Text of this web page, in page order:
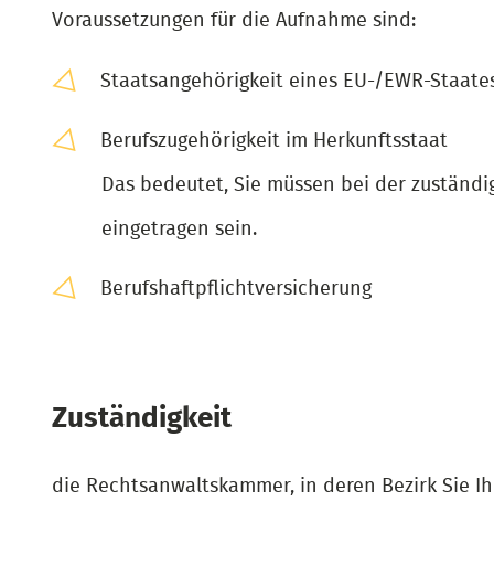
Voraussetzungen für die Aufnahme sind:
Staatsangehörigkeit eines EU-/EWR-
Berufszugehörigkeit im Herkunftsstaat
Das bedeutet, Sie müssen bei der
eingetragen sein.
Berufshaftpflichtversicherung
Zuständigkeit
die Rechtsanwaltskammer, in deren Bezirk Sie